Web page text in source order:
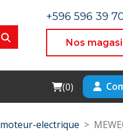
+596 596 39
Nos
Cart
(0)
moteur-electrique